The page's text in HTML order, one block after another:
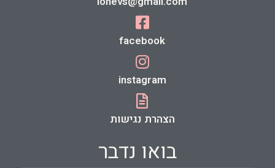
facebook
instagram
הצהרת נגישות
בואו נדבר